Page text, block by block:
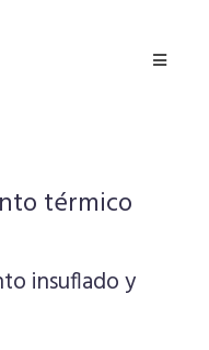
térmico
insuflado y